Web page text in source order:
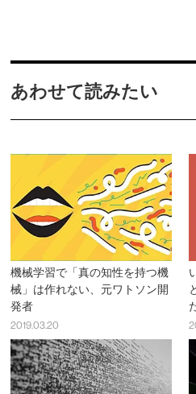
あわせて読みたい
機械学習で「真の知性を持つ機
械」は作れない、元ワトソン開
発者
2019.03.20